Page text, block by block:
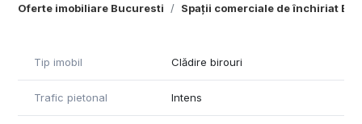
Oferte imobiliare Bucuresti Spații comerciale de închiriat
P118/1999 - Categoria C;
- Lobby-ul cu inaltime dubla permite luminii sa intre si sa
lumineze spatiul la maxim;
- Receptie cu design deosebit, echipata complet;
Tip imobil Clădire birouri
Trafic pietonal Intens